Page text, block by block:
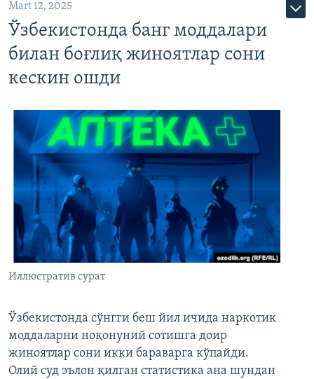
Mart 12, 2025
Ўзбекистонда банг моддалари
билан боғлиқ жиноятлар сони
кескин ошди
Иллюстратив сурат
Ўзбекистонда сўнгги беш йил ичида наркотик
моддаларни ноқонуний сотишга доир
жиноятлар сони икки бараварга кўпайди.
Олий суд эълон қилган статистика ана шундан